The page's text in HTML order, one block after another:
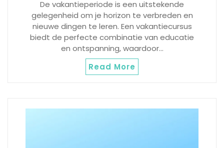
De vakantieperiode is een uitstekende
gelegenheid om je horizon te verbreden en
nieuwe dingen te leren. Een vakantiecursus
biedt de perfecte combinatie van educatie
en ontspanning, waardoor…
Read More